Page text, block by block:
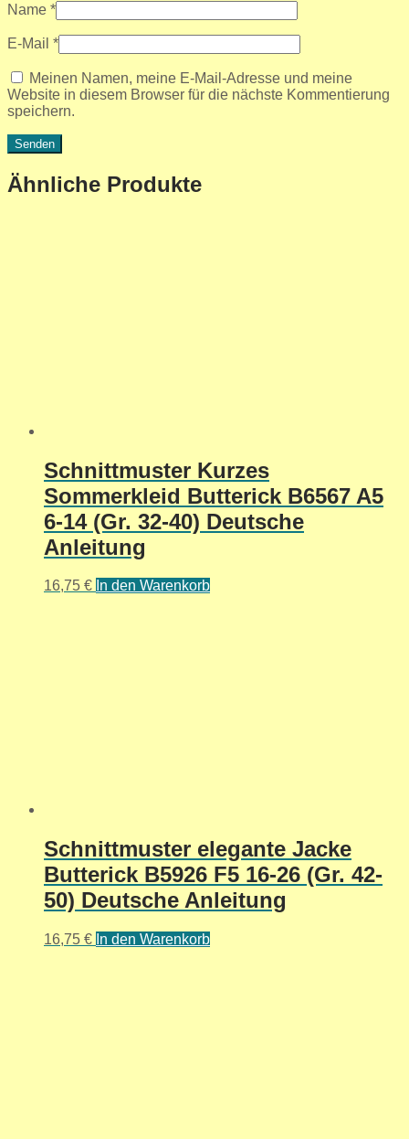
Name *
E-Mail *
Meinen Namen, meine E-Mail-Adresse und meine
Website in diesem Browser für die nächste Kommentierung
speichern.
Ähnliche Produkte
Schnittmuster Kurzes
Sommerkleid Butterick B6567 A5
6-14 (Gr. 32-40) Deutsche
Anleitung
16,75 € In den Warenkorb
Schnittmuster elegante Jacke
Butterick B5926 F5 16-26 (Gr. 42-
50) Deutsche Anleitung
16,75 € In den Warenkorb